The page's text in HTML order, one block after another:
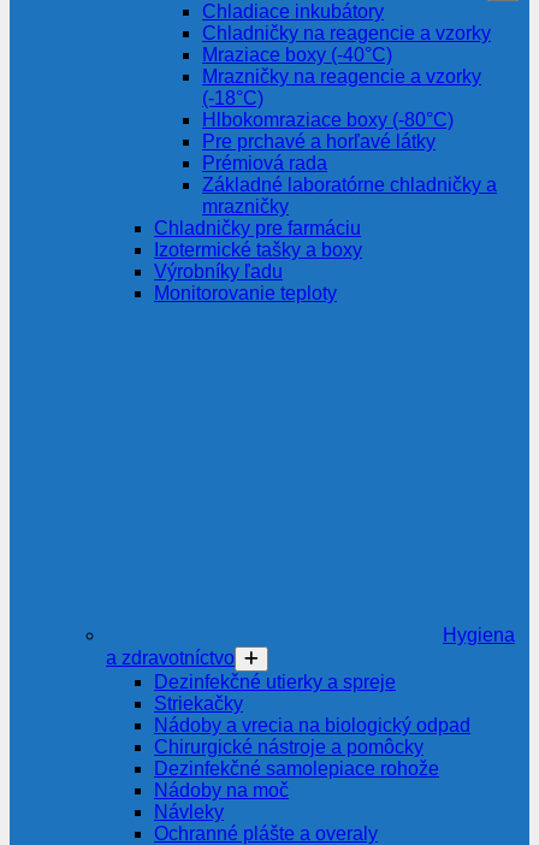
Chladiace inkubátory
Chladničky na reagencie a vzorky
Mraziace boxy (-40°C)
Mrazničky na reagencie a vzorky
(-18°C)
Hlbokomraziace boxy (-80°C)
Pre prchavé a horľavé látky
Prémiová rada
Základné laboratórne chladničky a
mrazničky
Chladničky pre farmáciu
Izotermické tašky a boxy
Výrobníky ľadu
Monitorovanie teploty
Hygiena
a zdravotníctvo
Dezinfekčné utierky a spreje
Striekačky
Nádoby a vrecia na biologický odpad
Chirurgické nástroje a pomôcky
Dezinfekčné samolepiace rohože
Nádoby na moč
Návleky
Ochranné plášte a overaly